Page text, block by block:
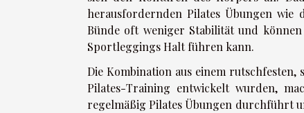
herausfordernden Pilates Übungen wie
Bünde oft weniger Stabilität und können
Sportleggings Halt führen kann.
Die Kombination aus einem
Pilates-Training entwickelt wurden,
regelmäßig Pilates Übungen durchführt